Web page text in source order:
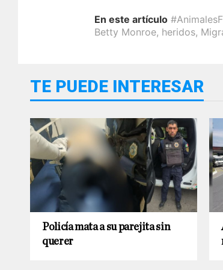
En este artículo
Betty Monroe, heridos,
TE PUEDE INTERESAR
Policía mata a su parejita sin
querer